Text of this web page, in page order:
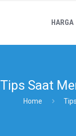
HARGA
Tips Saat
Home